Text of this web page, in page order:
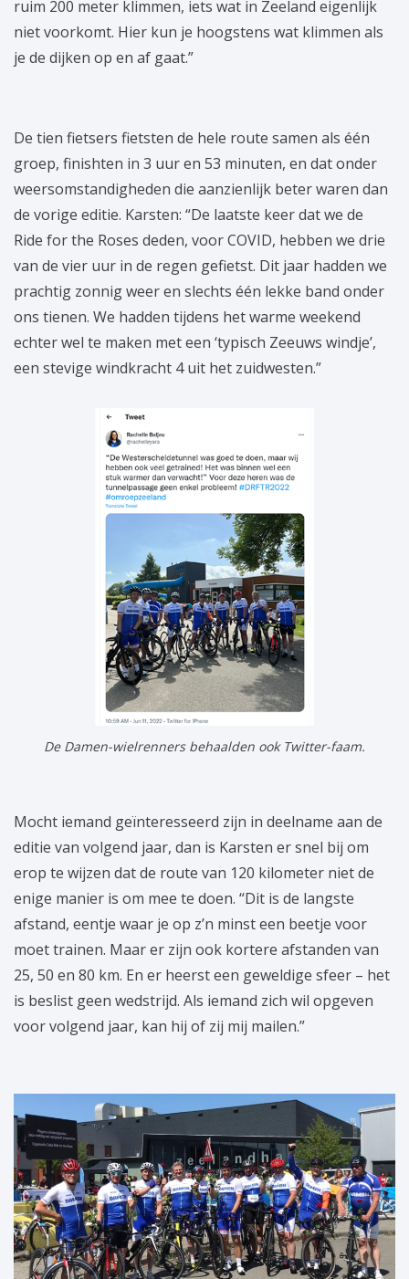
ruim 200 meter klimmen, iets wat in Zeeland eigenlijk
niet voorkomt. Hier kun je hoogstens wat klimmen als
je de dijken op en af gaat.”
De Damen-wielrenners behaalden ook Twitter-faam.
De tien fietsers fietsten de hele route samen als één
groep, finishten in 3 uur en 53 minuten, en dat onder
weersomstandigheden die aanzienlijk beter waren dan
de vorige editie. Karsten: “De laatste keer dat we de
Ride for the Roses deden, voor COVID, hebben we drie
van de vier uur in de regen gefietst. Dit jaar hadden we
prachtig zonnig weer en slechts één lekke band onder
ons tienen. We hadden tijdens het warme weekend
echter wel te maken met een ‘typisch Zeeuws windje’,
een stevige windkracht 4 uit het zuidwesten.”
Mocht iemand geïnteresseerd zijn in deelname aan de
editie van volgend jaar, dan is Karsten er snel bij om
erop te wijzen dat de route van 120 kilometer niet de
enige manier is om mee te doen. “Dit is de langste
afstand, eentje waar je op z’n minst een beetje voor
moet trainen. Maar er zijn ook kortere afstanden van
25, 50 en 80 km. En er heerst een geweldige sfeer – het
is beslist geen wedstrijd. Als iemand zich wil opgeven
voor volgend jaar, kan hij of zij mij mailen.”